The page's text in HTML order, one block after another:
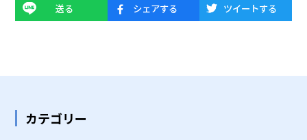
送る シェアする ツイートする
カテゴリー